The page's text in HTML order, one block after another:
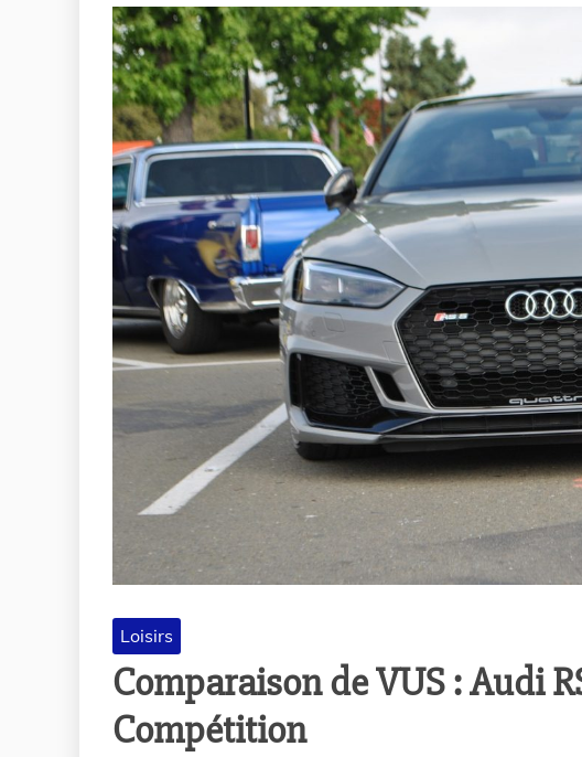
Loisirs
Comparaison de VUS : Audi
Compétition